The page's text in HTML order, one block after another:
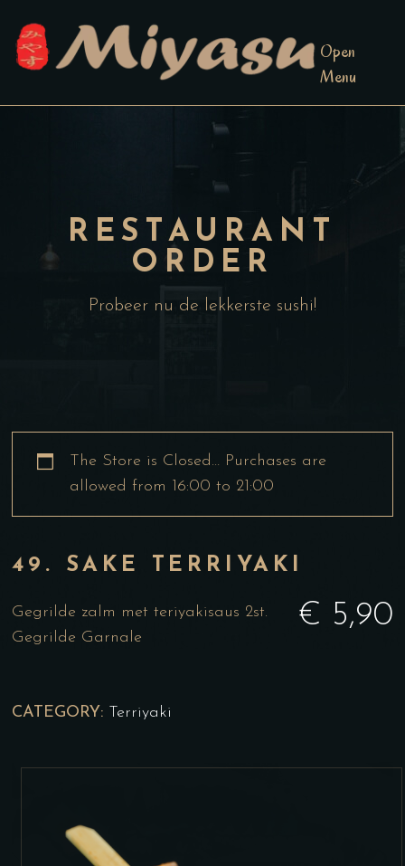
Open
Menu
RESTAURANT
ORDER
Probeer nu de lekkerste sushi!
The Store is Closed… Purchases are
allowed from 16:00 to 21:00
49. SAKE TERRIYAKI
€ 5,90
Gegrilde zalm met teriyakisaus 2st.
Gegrilde Garnale
CATEGORY: Terriyaki